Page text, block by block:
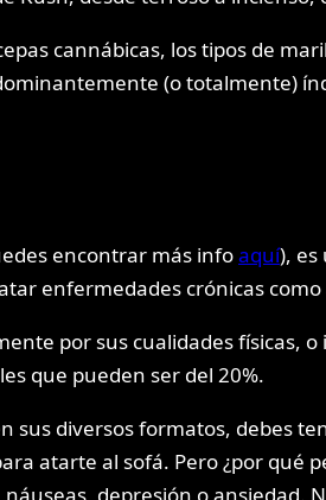
cannábicas, los tipos de
(o totalmente)
encontrar más infoaquí),
enfermedades crónicas
por sus cualidades físicas,
que pueden ser del 20%.
sus diversos formatos, debes
atarte al sofá. Pero ¿por qué